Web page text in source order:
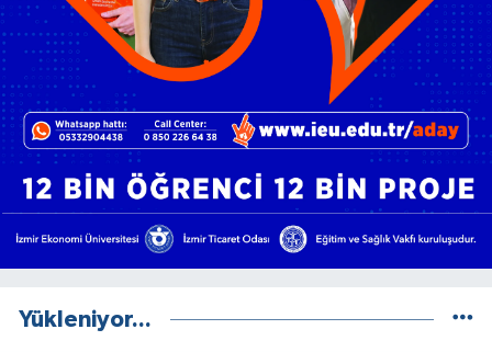
Yükleniyor...